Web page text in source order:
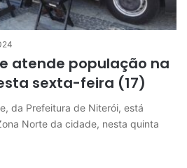
atende população na
sexta-feira (17)
da Prefeitura de Niterói, está
Norte da cidade, nesta quinta